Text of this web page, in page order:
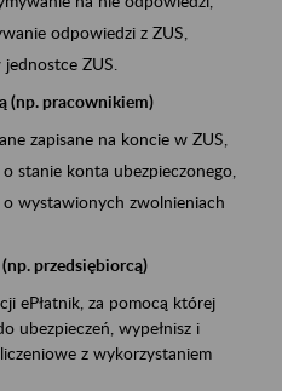
odpowiedzi z ZUS,
ZUS.
(np. pracownikiem)
zapisane na koncie w ZUS,
stanie konta ubezpieczonego,
wystawionych zwolnieniach
(np. przedsiębiorcą)
ePłatnik, za pomocą której
ubezpieczeń, wypełnisz i
z wykorzystaniem